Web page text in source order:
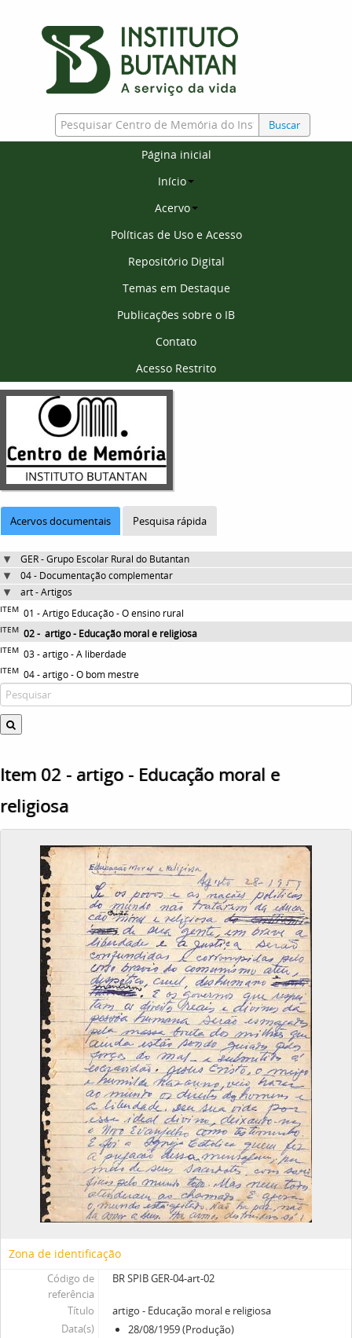
Buscar
Página inicial
Início
Acervo
Políticas de Uso e Acesso
Repositório Digital
Temas em Destaque
Publicações sobre o IB
Contato
Acesso Restrito
Acervos documentais Pesquisa rápida
GER - Grupo Escolar Rural do Butantan
04 - Documentação complementar
art - Artigos
ITEM 01 - Artigo Educação - O ensino rural
ITEM 02 - artigo - Educação moral e religiosa
ITEM 03 - artigo - A liberdade
ITEM 04 - artigo - O bom mestre
Item 02 - artigo - Educação moral e
religiosa
Zona de identificação
Código de
referência
BR SPIB GER-04-art-02
Título
artigo - Educação moral e religiosa
Data(s)
28/08/1959 (Produção)